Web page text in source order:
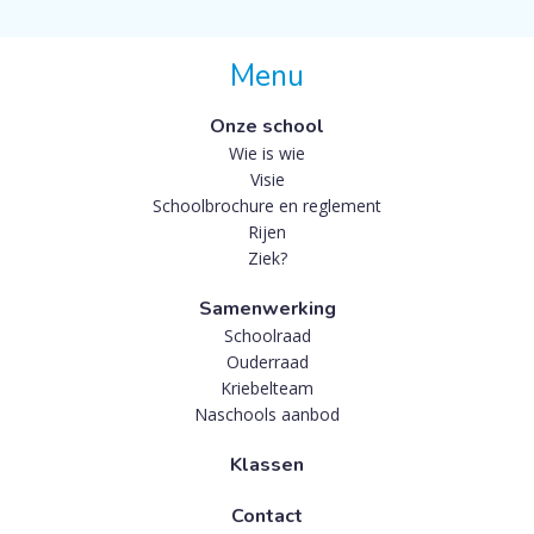
Menu
Onze school
Wie is wie
Visie
Schoolbrochure en reglement
Rijen
Ziek?
Samenwerking
Schoolraad
Ouderraad
Kriebelteam
Naschools aanbod
Klassen
Contact